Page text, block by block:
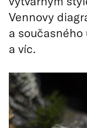
Vennovy
a
a víc.